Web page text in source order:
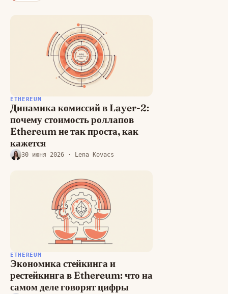
ETHEREUM
Динамика комиссий в Layer-2:
почему стоимость роллапов
Ethereum не так проста, как
кажется
30 июня 2026 · Lena Kovacs
ETHEREUM
Экономика стейкинга и
рестейкинга в Ethereum: что на
самом деле говорят цифры